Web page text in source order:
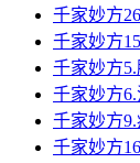
千家妙方
千家妙方
千家妙方
千家妙方
千家妙方
千家妙方